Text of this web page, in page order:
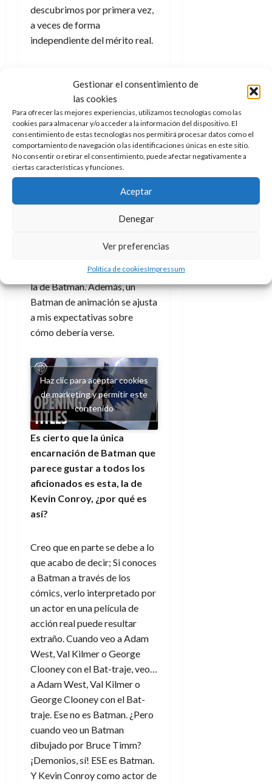
Gestionar el consentimiento de
las cookies
Para ofrecer las mejores experiencias, utilizamos tecnologías como las
cookies para almacenar y/o acceder a la información del dispositivo. El
consentimiento de estas tecnologías nos permitirá procesar datos como el
comportamiento de navegación o las identificaciones únicas en este sitio.
No consentir o retirar el consentimiento, puede afectar negativamente a
ciertas características y funciones.
Aceptar
Denegar
Ver preferencias
Política de cookiesImpressum
descubrimos por primera vez,
a veces de forma
independiente del mérito real.
apego a él es tan profundo
(pasé años haciendo que se
moviera y poniendo palabras
en su boca, no necesito que
otras personas lo recreen) que
me resulta difícil verlo
interpretado por un actor
humano. Simplemente nunca
Batman: The
me parece
escuché por primera vez como
la de Batman. Además, un
Batman de animación se ajusta
a mis expectativas sobre
cómo debería verse.
Haz clic para aceptar cookies
de marketing y permitir este
contenido
Es cierto que la única
encarnación de Batman que
parece gustar a todos los
aficionados es esta, la de
Kevin Conroy, ¿por qué es
así?
Creo que en parte se debe a lo
que acabo de decir; Si conoces
a Batman a través de los
cómics, verlo interpretado por
un actor en una película de
acción real puede resultar
extraño. Cuando veo a Adam
West, Val Kilmer o George
Clooney con el Bat-traje, veo…
a Adam West, Val Kilmer o
George Clooney con el Bat-
traje. Ese no es Batman. ¿Pero
cuando veo un Batman
dibujado por Bruce Timm?
¡Demonios, sí! ESE es Batman.
Y Kevin Conroy como actor de